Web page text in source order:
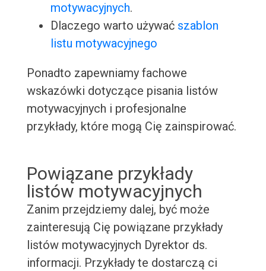
motywacyjnych.
Dlaczego warto używać szablon
listu motywacyjnego
Ponadto zapewniamy fachowe
wskazówki dotyczące pisania listów
motywacyjnych i profesjonalne
przykłady, które mogą Cię zainspirować.
Powiązane przykłady
listów motywacyjnych
Zanim przejdziemy dalej, być może
zainteresują Cię powiązane przykłady
listów motywacyjnych Dyrektor ds.
informacji. Przykłady te dostarczą ci